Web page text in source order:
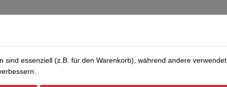
sind essenziell (z.B. für den Warenkorb), während andere verwendet